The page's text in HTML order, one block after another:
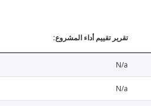
تقرير تقييم أداء المشروع:
N/a
N/a